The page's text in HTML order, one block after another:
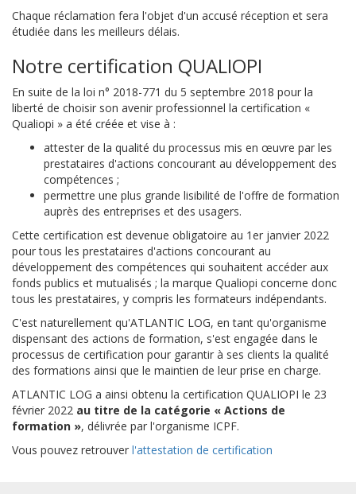
Chaque réclamation fera l'objet d'un accusé réception et sera
étudiée dans les meilleurs délais.
Notre certification QUALIOPI
En suite de la loi n° 2018-771 du 5 septembre 2018 pour la
liberté de choisir son avenir professionnel la certification «
Qualiopi » a été créée et vise à :
attester de la qualité du processus mis en œuvre par les
prestataires d'actions concourant au développement des
compétences ;
permettre une plus grande lisibilité de l'offre de formation
auprès des entreprises et des usagers.
Cette certification est devenue obligatoire au 1er janvier 2022
pour tous les prestataires d'actions concourant au
développement des compétences qui souhaitent accéder aux
fonds publics et mutualisés ; la marque Qualiopi concerne donc
tous les prestataires, y compris les formateurs indépendants.
C'est naturellement qu'ATLANTIC LOG, en tant qu'organisme
dispensant des actions de formation, s'est engagée dans le
processus de certification pour garantir à ses clients la qualité
des formations ainsi que le maintien de leur prise en charge.
ATLANTIC LOG a ainsi obtenu la certification QUALIOPI le 23
février 2022 au titre de la catégorie « Actions de
formation », délivrée par l'organisme ICPF.
Vous pouvez retrouver l'attestation de certification